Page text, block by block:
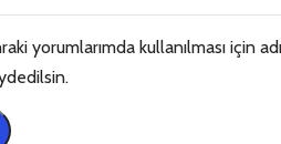
yorumlarımda kullanılması için